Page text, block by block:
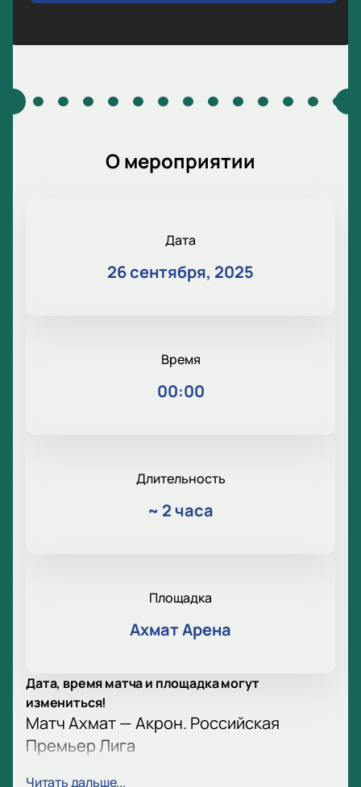
О мероприятии
Дата
26 сентября, 2025
Время
00:00
Длительность
~ 2 часа
Площадка
Ахмат Арена
Дата, время матча и площадка могут
измениться!
Матч Ахмат — Акрон. Российская
Премьер Лига
Читать дальше...